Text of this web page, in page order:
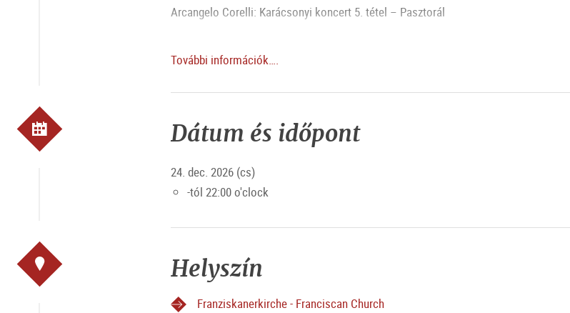
Arcangelo Corelli: Karácsonyi koncert 5. tétel – Pasztorál
Szólóénekesek
Ferences templom kórusa
Elke Maria Saller – Orgona
További információk….
Dátum és időpont
24. dec. 2026 (cs)
-tól 22:00 o'clock
Helyszín
Franziskanerkirche - Franciscan Church